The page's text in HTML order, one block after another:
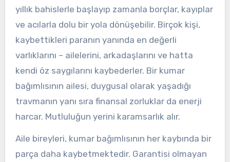
yıllık bahislerle başlayıp zamanla borçlar, kayıplar
ve acılarla dolu bir yola dönüşebilir. Birçok kişi,
kaybettikleri paranın yanında en değerli
varlıklarını – ailelerini, arkadaşlarını ve hatta
kendi öz saygılarını kaybederler. Bir kumar
bağımlısının ailesi, duygusal olarak yaşadığı
travmanın yanı sıra finansal zorluklar da enerji
harcar. Mutluluğun yerini karamsarlık alır.
Aile bireyleri, kumar bağımlısının her kaybında bir
parça daha kaybetmektedir. Garantisi olmayan